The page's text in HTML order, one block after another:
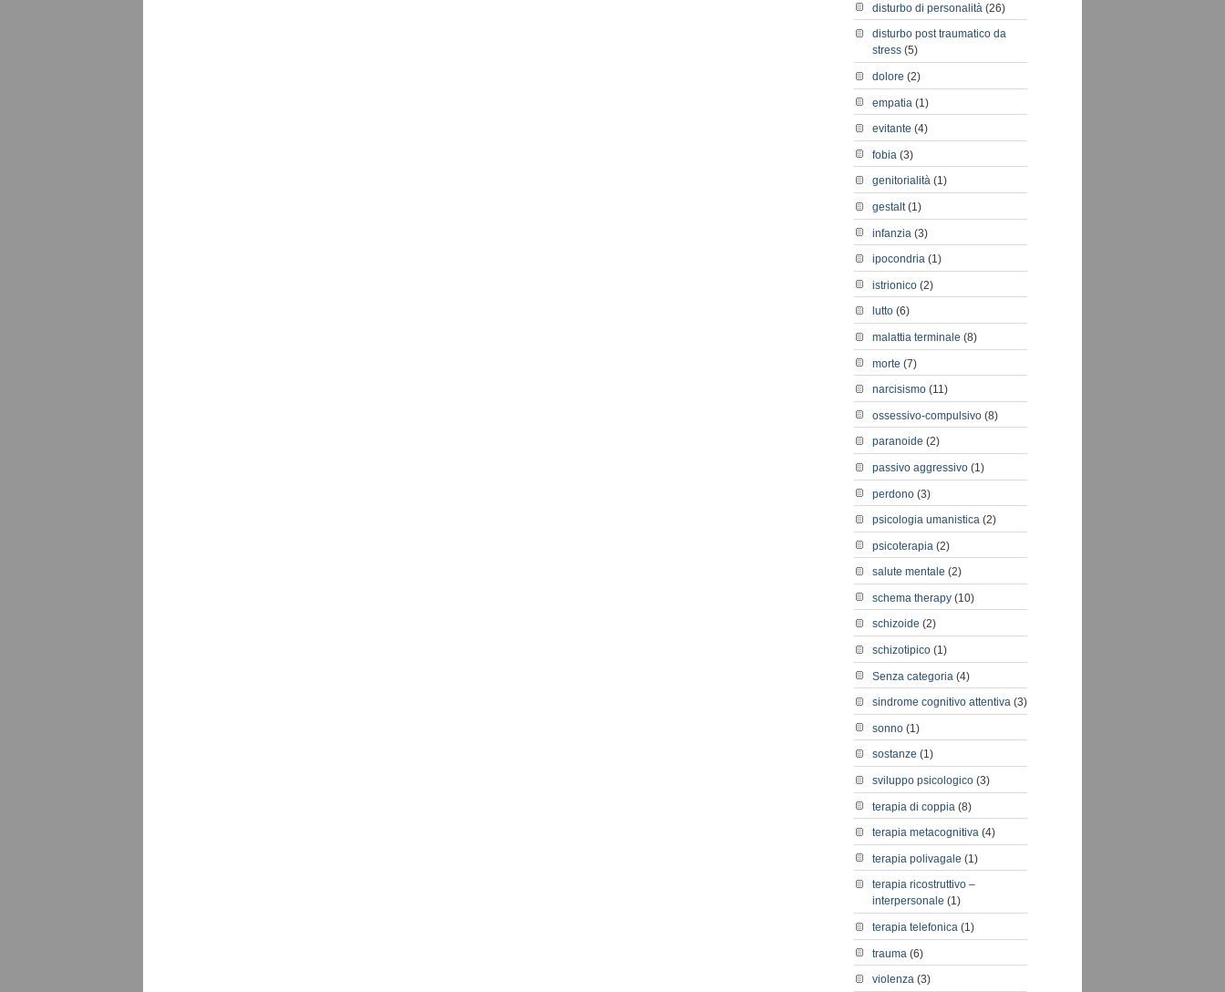
disturbo di personalità (26)
disturbo post traumatico da
stress (5)
dolore (2)
empatia (1)
evitante (4)
fobia (3)
genitorialità (1)
gestalt(1)
infanzia (3)
ipocondria (1)
istrionico (2)
lutto (6)
malattia terminale (8)
morte (7)
narcisismo (11)
ossessivo-compulsivo (8)
paranoide (2)
passivo aggressivo (1)
perdono (3)
psicologia umanistica (2)
psicoterapia (2)
salute mentale (2)
schema therapy (10)
schizoide (2)
schizotipico (1)
Senza categoria (4)
sindrome cognitivo attentiva (3)
sonno (1)
sostanze (1)
sviluppo psicologico (3)
terapia di coppia (8)
terapia metacognitiva (4)
terapia polivagale (1)
terapia ricostruttivo –
interpersonale (1)
terapia telefonica (1)
trauma (6)
violenza (3)